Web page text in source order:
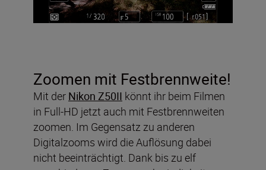
Zoomen mit Festbrennweite!
Mit der Nikon Z50II könnt ihr beim Filmen
in Full-HD jetzt auch mit Festbrennweiten
zoomen. Im Gegensatz zu anderen
Digitalzooms wird die Auflösung dabei
nicht beeinträchtigt. Dank bis zu elf